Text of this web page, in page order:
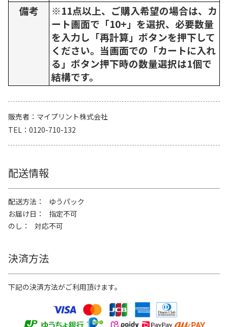
備考
※11点以上、ご購入希望の場合は、カ
ート画面で「10+」を選択、必要数量
を入力し「再計算」ボタンを押下して
ください。当画面での「カートに入れ
る」ボタン押下時の数量選択は1個で
結構です。
販売者
マイプリント株式会社
TEL
0120-710-132
配送情報
配送方法
ゆうパック
お届け日
指定不可
のし
対応不可
決済方法
下記の決済方法がご利用頂けます。